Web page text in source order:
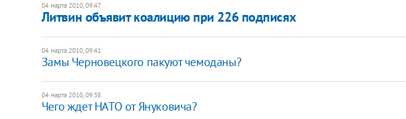
04 марта 2010, 09:47
Литвин объявит коалицию при 226 подписях
04 марта 2010, 09:41
Замы Черновецкого пакуют чемоданы?
04 марта 2010, 09:38
Чего ждет НАТО от Януковича?